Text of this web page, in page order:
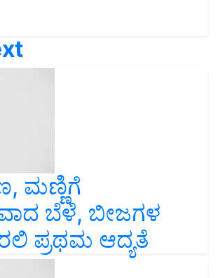
ಮಣ್ಣಿಗೆ
ಬೆಳೆ, ಬೀಜಗಳ
ಪ್ರಥಮ ಆದ್ಯತೆ